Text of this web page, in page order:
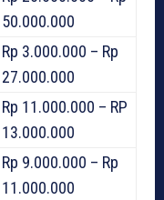
50.000.000
Rp 3.000.000 – Rp
27.000.000
Rp 11.000.000 – RP
13.000.000
Rp 9.000.000 – Rp
11.000.000